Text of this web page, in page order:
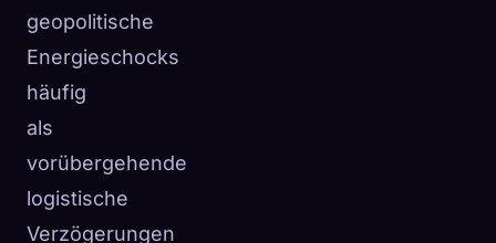
geopolitische
Energieschocks
häufig
als
vorübergehende
logistische
Verzögerungen